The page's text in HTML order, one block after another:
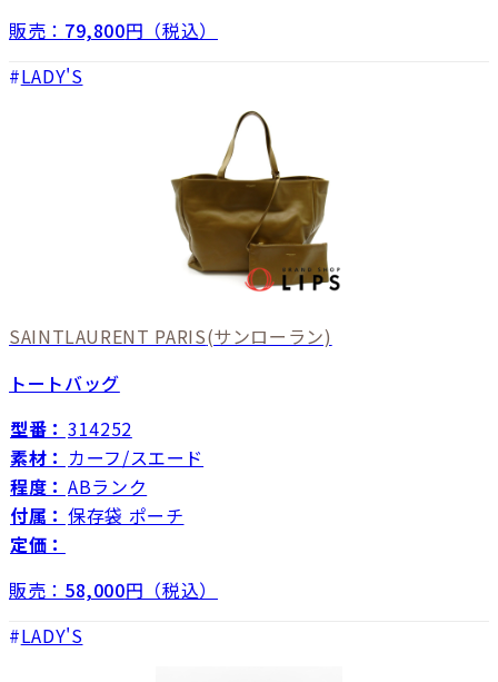
販売： 79,800円（税込）
LADY'S
SAINTLAURENT PARIS(サンローラン)
トートバッグ
型番： 314252
素材： カーフ/スエード
程度： ABランク
付属： 保存袋 ポーチ
定価：
販売： 58,000円（税込）
LADY'S